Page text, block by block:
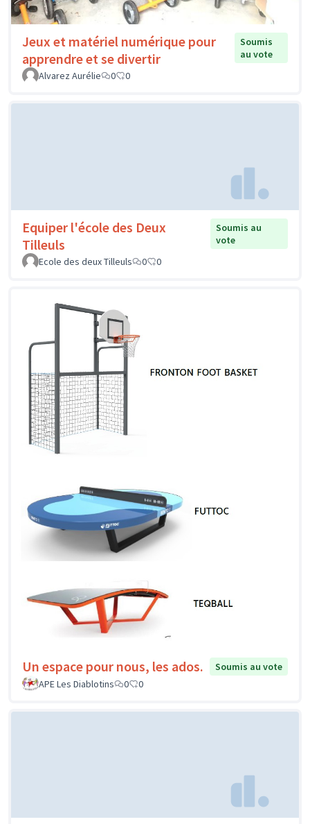
Jeux et matériel numérique pour
apprendre et se divertir
Soumis
au vote
Alvarez Aurélie
0 0
Equiper l'école des Deux
Tilleuls
Soumis au
vote
Ecole des deux Tilleuls
0 0
Un espace pour nous, les ados.
Soumis au vote
APE Les Diablotins
0 0